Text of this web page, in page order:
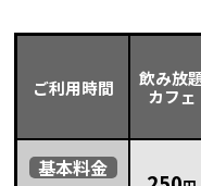
ご利用時間
飲み放
カフェ
基本料金